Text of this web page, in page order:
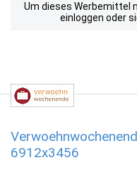
Um dieses Werbemittel
einloggen oder
6912x3456